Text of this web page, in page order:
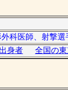
科医師、射撃選
身者 全国の